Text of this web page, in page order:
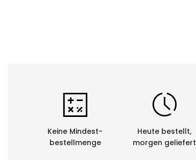
Keine Mindest-
bestellmenge
Heute bestellt,
morgen geliefert